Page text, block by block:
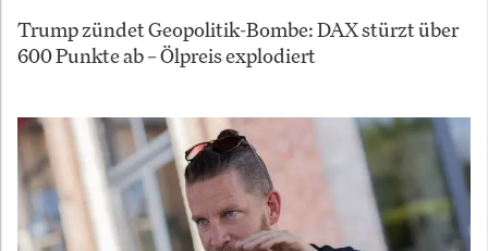
Trump zündet Geopolitik-Bombe: DAX stürzt über
600 Punkte ab – Ölpreis explodiert